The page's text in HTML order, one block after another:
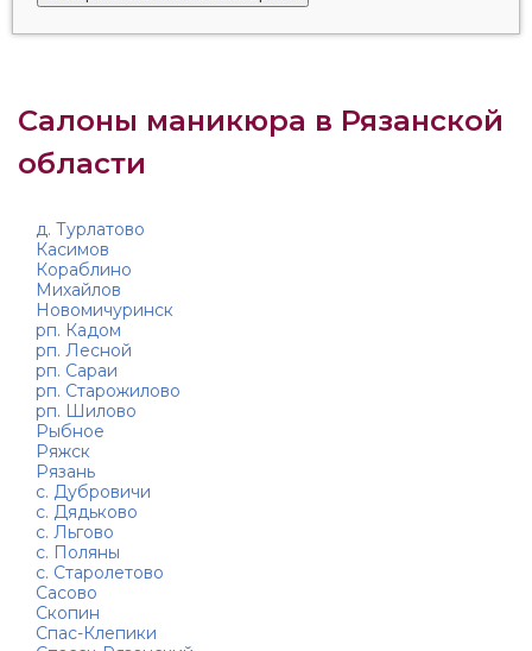
Салоны маникюра в Рязанской
области
д. Турлатово
Касимов
Кораблино
Михайлов
Новомичуринск
рп. Кадом
рп. Лесной
рп. Сараи
рп. Старожилово
рп. Шилово
Рыбное
Ряжск
Рязань
с. Дубровичи
с. Дядьково
с. Льгово
с. Поляны
с. Старолетово
Сасово
Скопин
Спас-Клепики